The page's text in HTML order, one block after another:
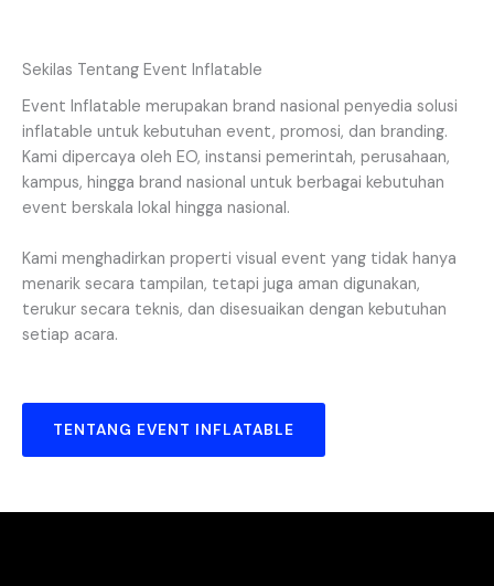
Sekilas Tentang Event Inflatable
Event Inflatable merupakan brand nasional penyedia solusi
inflatable untuk kebutuhan event, promosi, dan branding.
Kami dipercaya oleh EO, instansi pemerintah, perusahaan,
kampus, hingga brand nasional untuk berbagai kebutuhan
event berskala lokal hingga nasional.
Kami menghadirkan properti visual event yang tidak hanya
menarik secara tampilan, tetapi juga aman digunakan,
terukur secara teknis, dan disesuaikan dengan kebutuhan
setiap acara.
TENTANG EVENT INFLATABLE